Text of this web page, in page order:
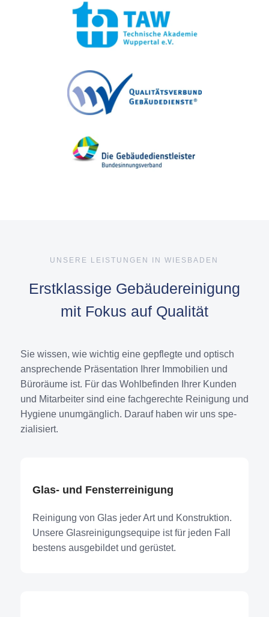
UNSERE LEISTUNGEN IN WIESBADEN
Erstklassige Gebäudereinigung
mit Fokus auf Qualität
Sie wis­sen, wie wich­tig eine gepfleg­te und optisch
anspre­chen­de Prä­sen­ta­ti­on Ihrer Immo­bi­li­en und
Büro­räu­me ist. Für das Wohl­be­fin­den Ihrer Kun­den
und Mit­ar­bei­ter sind eine fach­ge­rech­te Rei­ni­gung und
Hygie­ne unum­gäng­lich. Dar­auf haben wir uns spe­
zia­li­siert.
Glas- und Fens­ter­rei­ni­gung
Rei­ni­gung von Glas jeder Art und Kon­struk­ti­on.
Unse­re Glasreinigungs­equipe ist für jeden Fall
bes­tens aus­ge­bil­det und gerüstet.